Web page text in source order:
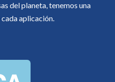
del planeta, tenemos una
aplicación.